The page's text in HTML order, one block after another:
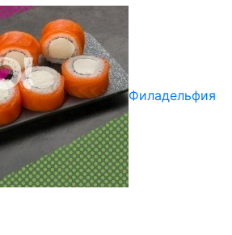
Филадельфия